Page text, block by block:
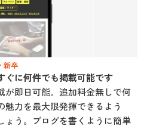
新卒
ぐに何件でも掲載可能です
が即日可能。追加料金無しで何
力を最大限発揮できるよう
ょう。ブログを書くように簡単